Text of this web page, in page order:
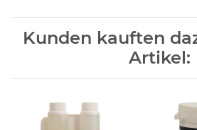
Kunden kauften
Artikel: